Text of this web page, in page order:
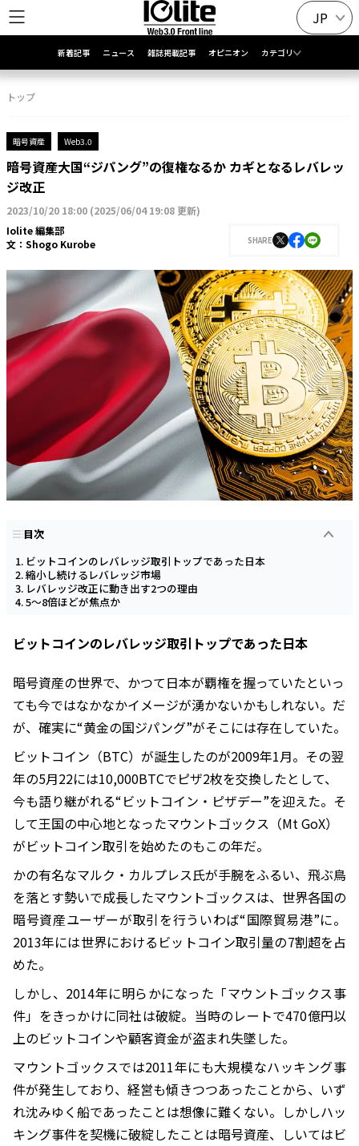
JP
新着記事 ニュース 雑誌掲載記事 オピニオン カテゴリ
トップ
暗号資産 Web3.0
暗号資産大国“ジパング”の復権なるか カギとなるレバレッ
ジ改正
2023/10/20 18:00 (2025/06/04 19:08 更新)
Iolite 編集部
文： Shogo Kurobe SHARE
目次
ビットコインのレバレッジ取引トップであった日本
縮小し続けるレバレッジ市場
レバレッジ改正に動き出す2つの理由
5〜8倍ほどが焦点か
ビットコインのレバレッジ取引トップであった日本
暗号資産の世界で、かつて日本が覇権を握っていたといっ
ても今ではなかなかイメージが湧かないかもしれない。だ
が、確実に“黄金の国ジパング”がそこには存在していた。
ビットコイン（BTC）が誕生したのが2009年1月。その翌
年の5月22には10,000BTCでピザ2枚を交換したとして、
今も語り継がれる“ビットコイン・ピザデー”を迎えた。そ
して王国の中心地となったマウントゴックス（Mt GoX）
がビットコイン取引を始めたのもこの年だ。
かの有名なマルク・カルプレス氏が手腕をふるい、飛ぶ鳥
を落とす勢いで成長したマウントゴックスは、世界各国の
暗号資産ユーザーが取引を行ういわば“国際貿易港”に。
2013年には世界におけるビットコイン取引量の7割超を占
めた。
しかし、2014年に明らかになった「マウントゴックス事
件」をきっかけに同社は破綻。当時のレートで470億円以
上のビットコインや顧客資金が盗まれ失墜した。
マウントゴックスでは2011年にも大規模なハッキング事
件が発生しており、経営も傾きつつあったことから、いず
れ沈みゆく船であったことは想像に難くない。しかしハッ
キング事件を契機に破綻したことは暗号資産、しいてはビ